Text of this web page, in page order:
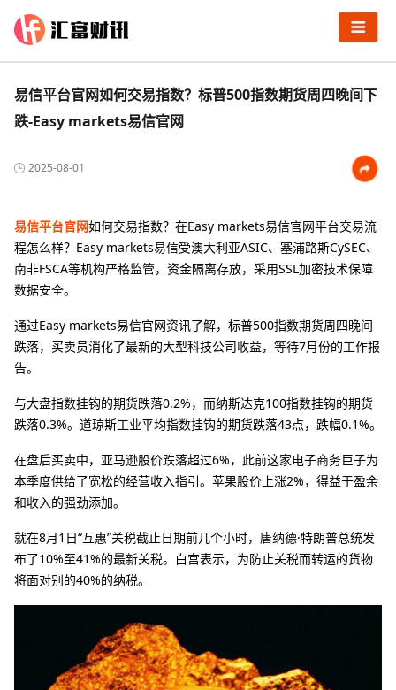
易信平台官网如何交易指数？标普500指数期货周四晚间下
跌-Easy markets易信官网
2025-08-01
易信平台官网如何交易指数？在Easy markets易信官网平台交易流
程怎么样？Easy markets易信受澳大利亚ASIC、塞浦路斯CySEC、
南非FSCA等机构严格监管，资金隔离存放，采用SSL加密技术保障
数据安全。
通过Easy markets易信官网资讯了解，标普500指数期货周四晚间
跌落，买卖员消化了最新的大型科技公司收益，等待7月份的工作报
告。
与大盘指数挂钩的期货跌落0.2%，而纳斯达克100指数挂钩的期货
跌落0.3%。道琼斯工业平均指数挂钩的期货跌落43点，跌幅0.1%。
在盘后买卖中，亚马逊股价跌落超过6%，此前这家电子商务巨子为
本季度供给了宽松的经营收入指引。苹果股价上涨2%，得益于盈余
和收入的强劲添加。
就在8月1日“互惠”关税截止日期前几个小时，唐纳德·特朗普总统发
布了10%至41%的最新关税。白宫表示，为防止关税而转运的货物
将面对别的40%的纳税。